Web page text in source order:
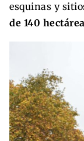
esquinas y
de 140